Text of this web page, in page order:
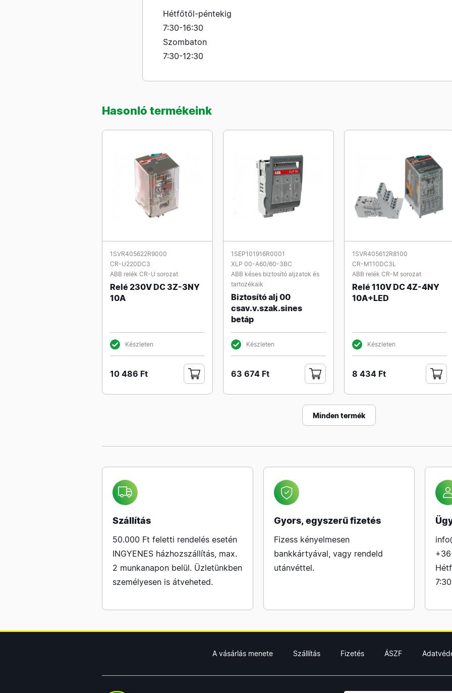
Hétfőtől-péntekig
7:30-16:30
Szombaton
7:30-12:30
Hasonló termékeink
1SVR405622R9000
CR-U220DC3
ABB relék CR-U sorozat
Relé 230V DC 3Z-3NY
10A
Készleten
10 486 Ft
1SEP101916R0001
XLP 00-A60/60-3BC
ABB késes biztosító aljzatok és
tartozékaik
Biztosító alj 00
csav.v.szak.sines
betáp
Készleten
63 674 Ft
1SVR405612R8100
CR-M110DC3L
ABB relék CR-M sorozat
Relé 110V DC 4Z-4NY
10A+LED
Készleten
8 434 Ft
Minden termék
Szállítás
50.000 Ft feletti rendelés esetén
INGYENES házhozszállítás, max.
2 munkanapon belül. Üzletünkben
személyesen is átveheted.
Gyors, egyszerű fizetés
Fizess kényelmesen
bankkártyával, vagy rendeld
utánvéttel.
A vásárlás menete Szállítás Fizetés ÁSZF